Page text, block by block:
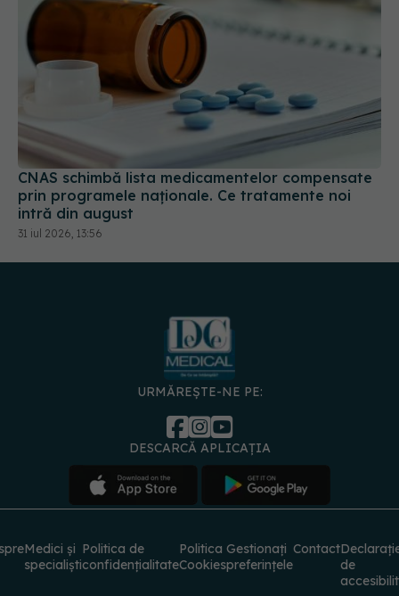
CNAS schimbă lista medicamentelor compensate
prin programele naționale. Ce tratamente noi
intră din august
31 iul 2026, 13:56
URMĂREȘTE-NE PE:
DESCARCĂ APLICAȚIA
specialiști
Politica de
confidențialitateCookies
Gestionați
preferințele
Contact
de
© 2026 PRESS MEDIA ELECTRONIC S.R.L. Toate drepturile rezervate